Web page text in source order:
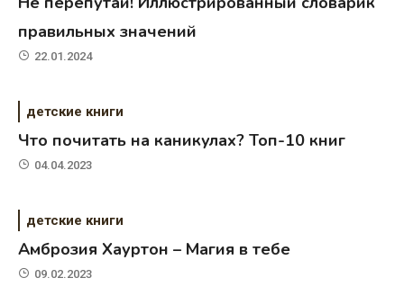
правильных значений
22.01.2024
детские книги
Что почитать на каникулах? Топ-10 книг
04.04.2023
детские книги
Амброзия Хауртон – Магия в тебе
09.02.2023